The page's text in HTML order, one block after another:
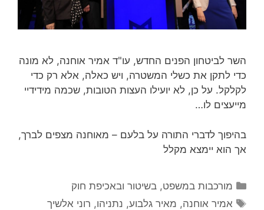
השר לביטחון הפנים החדש, עו"ד אמיר אוחנה, לא מונה
כדי לתקן את כשלי המשטרה, ויש כאלה, אלא רק כדי
לקלקל. על כן, לא יועילו העצות הטובות, שכמה מידידיי
מייעצים לו…
בהיפוך לדברי התורה על בלעם – מאוחנה מצפים לברך,
אך הוא יימצא מקלל
קטגוריות
מורכבות במשפט, בשיטור ובאכיפת חוק
תגיות
אמיר אוחנה, מאיר גלבוע, נתניהו, רוני אלשיך